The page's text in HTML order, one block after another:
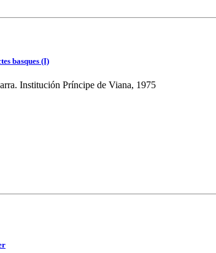
basques (I)
Institución Príncipe de Viana, 1975